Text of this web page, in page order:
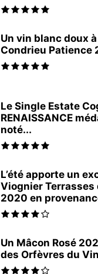
Un vin blanc doux
Condrieu Patience
Le Single Estate
RENAISSANCE
noté...
L’été apporte un
Viognier Terrasses
2020 en
Un Mâcon Rosé
des Orfèvres du Vin